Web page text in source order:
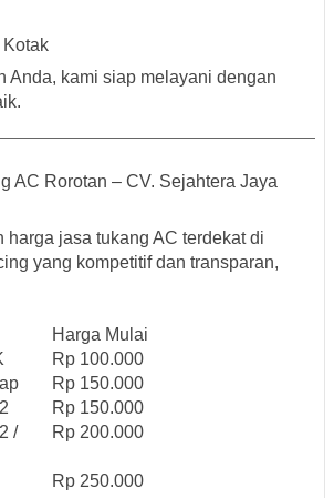
Anda, kami siap melayani dengan
AC Rorotan – CV. Sejahtera Jaya
harga jasa tukang AC terdekat di
yang kompetitif dan transparan,
Harga Mulai
Rp 100.000
Rp 150.000
Rp 150.000
/
Rp 200.000
Rp 250.000